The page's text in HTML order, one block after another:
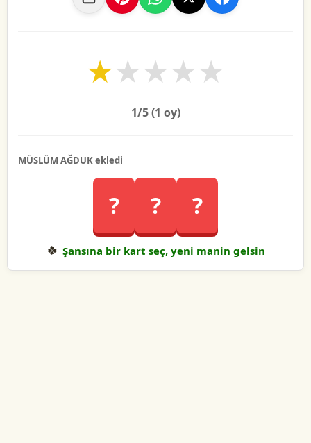
★
★
★
★
★
1/5 (1 oy)
MÜSLÜM AĞDUK ekledi
? ? ?
🍀 Şansına bir kart seç, yeni manin gelsin